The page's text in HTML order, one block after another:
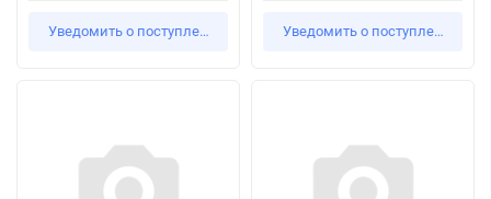
Уведомить о поступлении Уведомить о поступлении